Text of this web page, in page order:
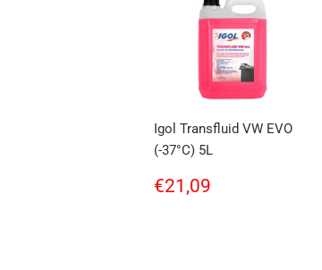
Igol Transfluid VW EVO
(-37°C) 5L
Regular
price
€21,09